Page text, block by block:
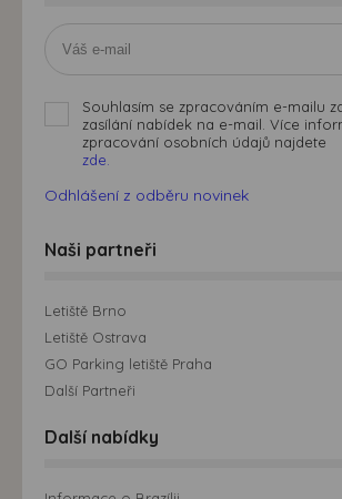
Souhlasím se zpracováním e-mailu
zasílání nabídek na e-mail. Více
zpracování osobních údajů najdete
zde.
Odhlášení z odběru novinek
Naši partneři
Letiště Brno
Letiště Ostrava
GO Parking letiště Praha
Další Partneři
Další nabídky